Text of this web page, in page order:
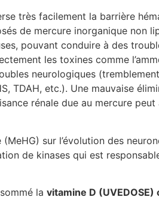
très facilement la barrière
de mercure inorganique non
pouvant conduire à des
les toxines comme
neurologiques
TDAH, etc.). Une mauvaise
rénale due au mercure
sur l’évolution des
de kinases qui est
la vitamine D (UVEDOSE)